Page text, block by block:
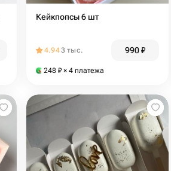
Кейкпопсы 6 шт
4.943 тыс. 990₽
248 ₽ × 4 платежа